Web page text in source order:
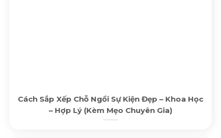
Cách Sắp Xếp Chỗ Ngồi Sự Kiện Đẹp – Khoa Học
– Hợp Lý (Kèm Mẹo Chuyên Gia)